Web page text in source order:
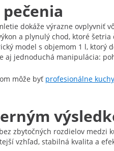
dokáže výrazne ovplyvniť
a plynulý chod, ktoré
model s objemom 1 l, ktorý
aj jednoduchá manipulácia:
môže byť profesionálne
zbytočných rozdielov medzi
vzhľad, stabilná kvalita a